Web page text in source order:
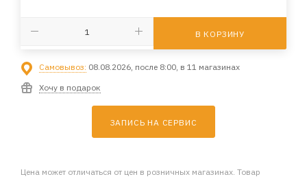
В КОРЗИНУ
Самовывоз: 08.08.2026, после 8:00, в 11 магазинах
Хочу в подарок
ЗАПИСЬ НА СЕРВИС
Цена может отличаться от цен в розничных магазинах. Товар